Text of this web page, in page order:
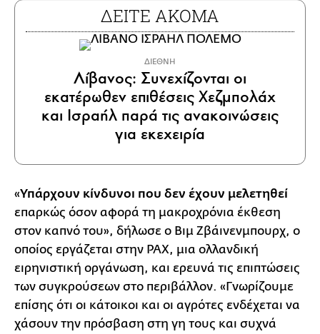
ΔΕΙΤΕ ΑΚΟΜΑ
ΔΙΕΘΝΗ
Λίβανος: Συνεχίζονται οι
εκατέρωθεν επιθέσεις Χεζμπολάχ
και Ισραήλ παρά τις ανακοινώσεις
για εκεχειρία
«Υπάρχουν κίνδυνοι που δεν έχουν μελετηθεί
επαρκώς όσον αφορά τη μακροχρόνια έκθεση
στον καπνό του», δήλωσε ο Βιμ Ζβάινενμπουρχ, ο
οποίος εργάζεται στην PAX, μια ολλανδική
ειρηνιστική οργάνωση, και ερευνά τις επιπτώσεις
των συγκρούσεων στο περιβάλλον. «Γνωρίζουμε
επίσης ότι οι κάτοικοι και οι αγρότες ενδέχεται να
χάσουν την πρόσβαση στη γη τους και συχνά